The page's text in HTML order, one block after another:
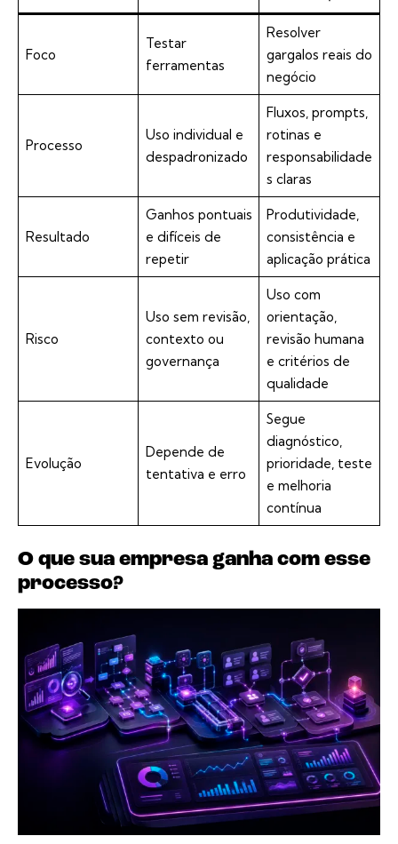
Foco
Testar
ferramentas
Resolver
gargalos reais do
negócio
Processo
Uso individual e
despadronizado
Fluxos, prompts,
rotinas e
responsabilidade
s claras
Resultado
Ganhos pontuais
e difíceis de
repetir
Produtividade,
consistência e
aplicação prática
Risco
Uso sem revisão,
contexto ou
governança
Uso com
orientação,
revisão humana
e critérios de
qualidade
Evolução
Depende de
tentativa e erro
Segue
diagnóstico,
prioridade, teste
e melhoria
contínua
O que sua empresa ganha com esse
processo?